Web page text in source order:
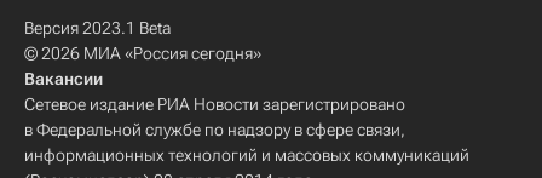
Версия 2023.1 Beta
© 2026 МИА «Россия сегодня»
Вакансии
Сетевое издание РИА Новости зарегистрировано
в Федеральной службе по надзору в сфере связи,
информационных технологий и массовых коммуникаций